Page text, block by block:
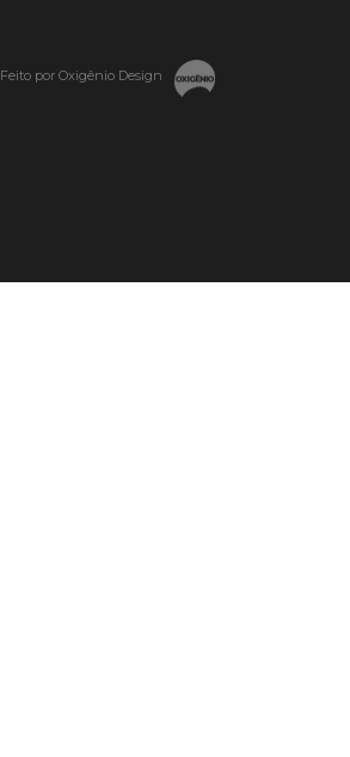
Feito por Oxigênio Design